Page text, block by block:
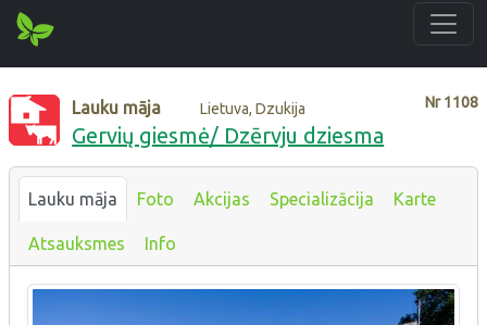
Nr1108
Lauku māja Lietuva, Dzukija
Gervių giesmė/ Dzērvju dziesma
Lauku māja Foto Akcijas Specializācija Karte
Atsauksmes Info